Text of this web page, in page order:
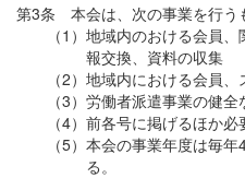
第3条 本会は、次の事業を行う
（1）地域内のおける会員
報交換、資料の収集
（2）地域内における会員
（3）労働者派遣事業の健
（4）前各号に掲げるほか
（5）本会の事業年度は毎
る。